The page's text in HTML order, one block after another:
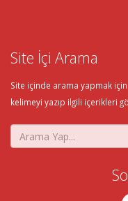
Site İçi Arama
Site içinde arama yapmak
kelimeyi yazıp ilgili içerikleri